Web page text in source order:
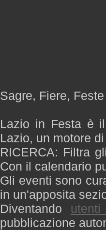
Sagre, Fiere,
Lazio in Festa è
Lazio, un motore
RICERCA: Filtra
Con il calendario
Gli eventi sono
in un'apposita
Diventando
pubblicazione